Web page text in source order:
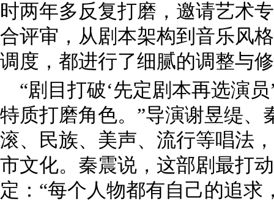
时两年多反复打磨，邀请艺术
合评审，从剧本架构到音乐风
调度，都进行了细腻的调整与
“剧目打破‘先定剧本再选演
特质打磨角色。”导演谢昱缇、
滚、民族、美声、流行等唱法
市文化。秦震说，这部剧最打
定：“每个人物都有自己的追求